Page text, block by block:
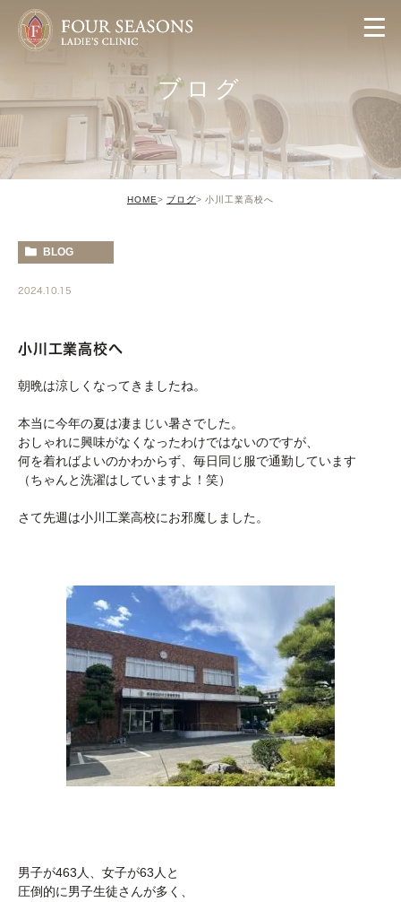
ブログ
HOME ブログ 小川工業高校へ
BLOG
2024.10.15
小川工業高校へ
朝晩は涼しくなってきましたね。
本当に今年の夏は凄まじい暑さでした。
おしゃれに興味がなくなったわけではないのですが、
何を着ればよいのかわからず、毎日同じ服で通勤しています
（ちゃんと洗濯はしていますよ！笑）
さて先週は小川工業高校にお邪魔しました。
男子が463人、女子が63人と
圧倒的に男子生徒さんが多く、